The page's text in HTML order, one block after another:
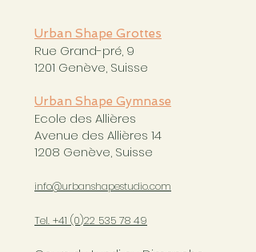
Urban Shape Grottes
Rue Grand-pré, 9
1201 Genève, Suisse
Urban Shape Gymnase
Ecole des Allières
Avenue des Allières 14
1208 Genève, Suisse
info@urbanshapestudio.com
Tel. +41 (0)22 535 78 49